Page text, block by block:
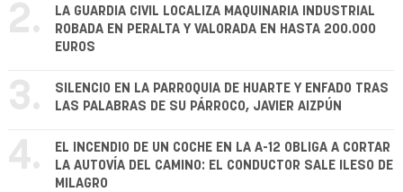
2.
LA GUARDIA CIVIL LOCALIZA MAQUINARIA INDUSTRIAL
ROBADA EN PERALTA Y VALORADA EN HASTA 200.000
EUROS
3.
SILENCIO EN LA PARROQUIA DE HUARTE Y ENFADO TRAS
LAS PALABRAS DE SU PÁRROCO, JAVIER AIZPÚN
4.
EL INCENDIO DE UN COCHE EN LA A-12 OBLIGA A CORTAR
LA AUTOVÍA DEL CAMINO: EL CONDUCTOR SALE ILESO DE
MILAGRO